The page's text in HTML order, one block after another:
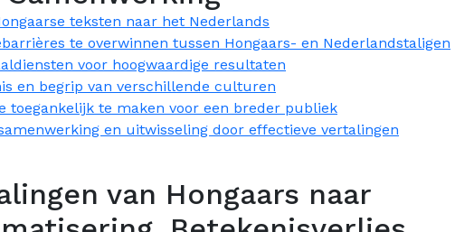
teksten naar het Nederlands
te overwinnen tussen Hongaars- en Nederlandstaligen
voor hoogwaardige resultaten
en begrip van verschillende culturen
toegankelijk te maken voor een breder publiek
en uitwisseling door effectieve vertalingen
van Hongaars naar